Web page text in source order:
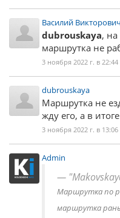
Василий Викторович
dubrouskaya,
маршрутка не
3 ноября 2022 г. в 22:44
dubrouskaya
Маршрутка не
жду его, а в
3 ноября 2022 г. в 13:06
Admin
Маршрутка по
маршрутка